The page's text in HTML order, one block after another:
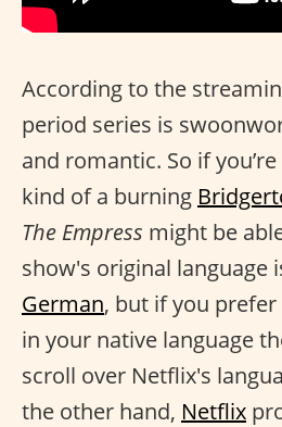
According to the
period series is
and romantic. So if
kind of a burning
The Empress might be
show's original language
German, but if you
in your native language
scroll over Netflix's
the other hand, Netflix